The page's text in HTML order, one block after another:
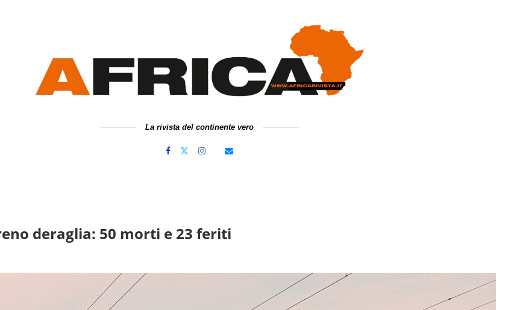
La rivista del continente vero
deraglia: 50 morti e 23 feriti